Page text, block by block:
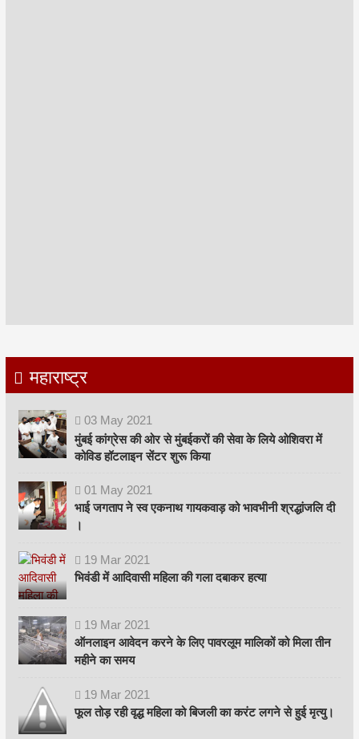
महाराष्ट्र
03 May 2021
मुंबई कांग्रेस की ओर से मुंबईकरों की सेवा के लिये ओशिवरा में
कोविड हॉटलाइन सेंटर शुरू किया
01 May 2021
भाई जगताप ने स्व एकनाथ गायकवाड़ को भावभीनी श्रद्धांजलि दी
।
19 Mar 2021
भिवंडी में आदिवासी महिला की गला दबाकर हत्या
19 Mar 2021
ऑनलाइन आवेदन करने के लिए पावरलूम मालिकों को मिला तीन
महीने का समय
19 Mar 2021
फूल तोड़ रही वृद्ध महिला को बिजली का करंट लगने से हुई मृत्यु।